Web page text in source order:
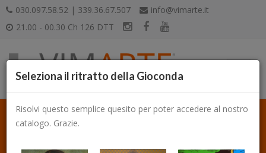
030.097.58.52 | 339.36.67.507
info@vimarte.it
21.00 - 00.30 Ch 126 DTT
Seleziona il ritratto della Gioconda
Risolvi questo semplice quesito per poter accedere al nostro
catalogo. Grazie.